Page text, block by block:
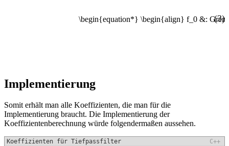
(3)
Implementierung
Somit erhält man alle Koeffizienten, die man für die
Implementierung braucht. Die Implementierung der
Koeffizientenberechnung würde folgendermaßen aussehen.
Koeffizienten für Tiefpassfilter
C++